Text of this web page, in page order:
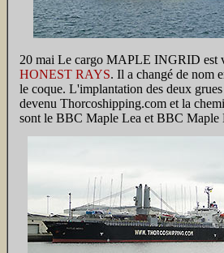
20 mai Le cargo MAPLE INGRID est
HONEST RAYS. Il a changé de nom
le coque. L'implantation des deux
devenu Thorcoshipping.com et la
sont le BBC Maple Lea et BBC Maple